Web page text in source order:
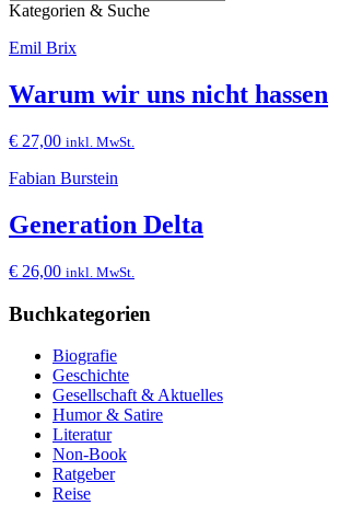
Kategorien & Suche
Emil Brix
Warum wir uns nicht hassen
€ 27,00 inkl. MwSt.
Fabian Burstein
Generation Delta
€ 26,00 inkl. MwSt.
Buchkategorien
Biografie
Geschichte
Gesellschaft & Aktuelles
Humor & Satire
Literatur
Non-Book
Ratgeber
Reise